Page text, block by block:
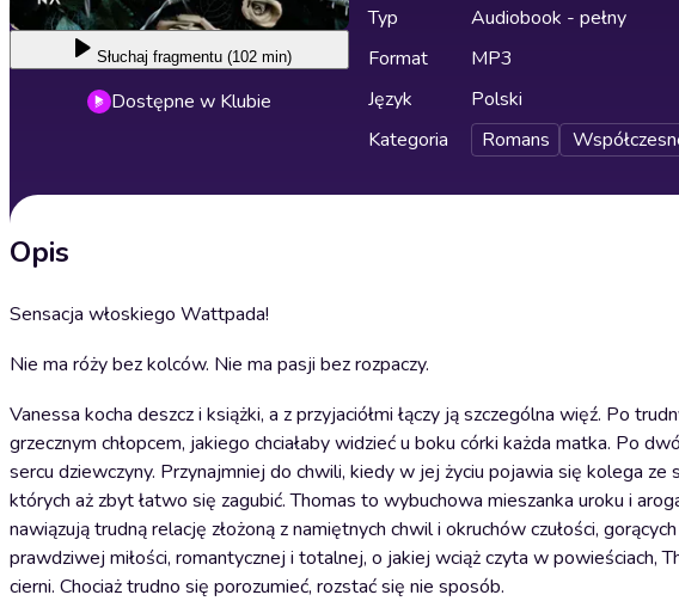
Słuchaj fragmentu (102 min)
Dostępne w Klubie
Typ
Audiobook - pełny
Format
MP3
Język
Polski
Kategoria
Romans
Opis
Sensacja włoskiego Wattpada!
Nie ma róży bez kolców. Nie ma pasji bez rozpaczy.
Vanessa kocha deszcz i książki, a z przyjaciółmi łączy ją szczególna więź. Po
grzecznym chłopcem, jakiego chciałaby widzieć u boku córki każda matka. Po
sercu dziewczyny. Przynajmniej do chwili, kiedy w jej życiu pojawia się kolega
których aż zbyt łatwo się zagubić. Thomas to wybuchowa mieszanka uroku i
nawiązują trudną relację złożoną z namiętnych chwil i okruchów czułości,
prawdziwej miłości, romantycznej i totalnej, o jakiej wciąż czyta w powieściach,
cierni. Chociaż trudno się porozumieć, rozstać się nie sposób.